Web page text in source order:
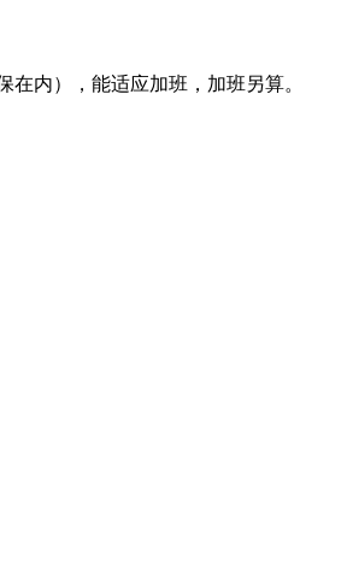
在内），能适应加班，加班另算。